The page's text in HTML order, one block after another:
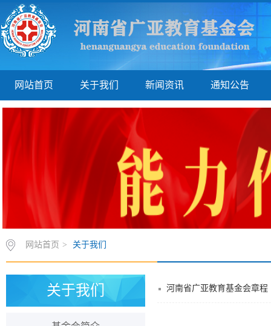
网站首页 关于我们 新闻资讯 通知公告
网站首页 > 关于我们
关于我们 河南省广亚教育基金会章程